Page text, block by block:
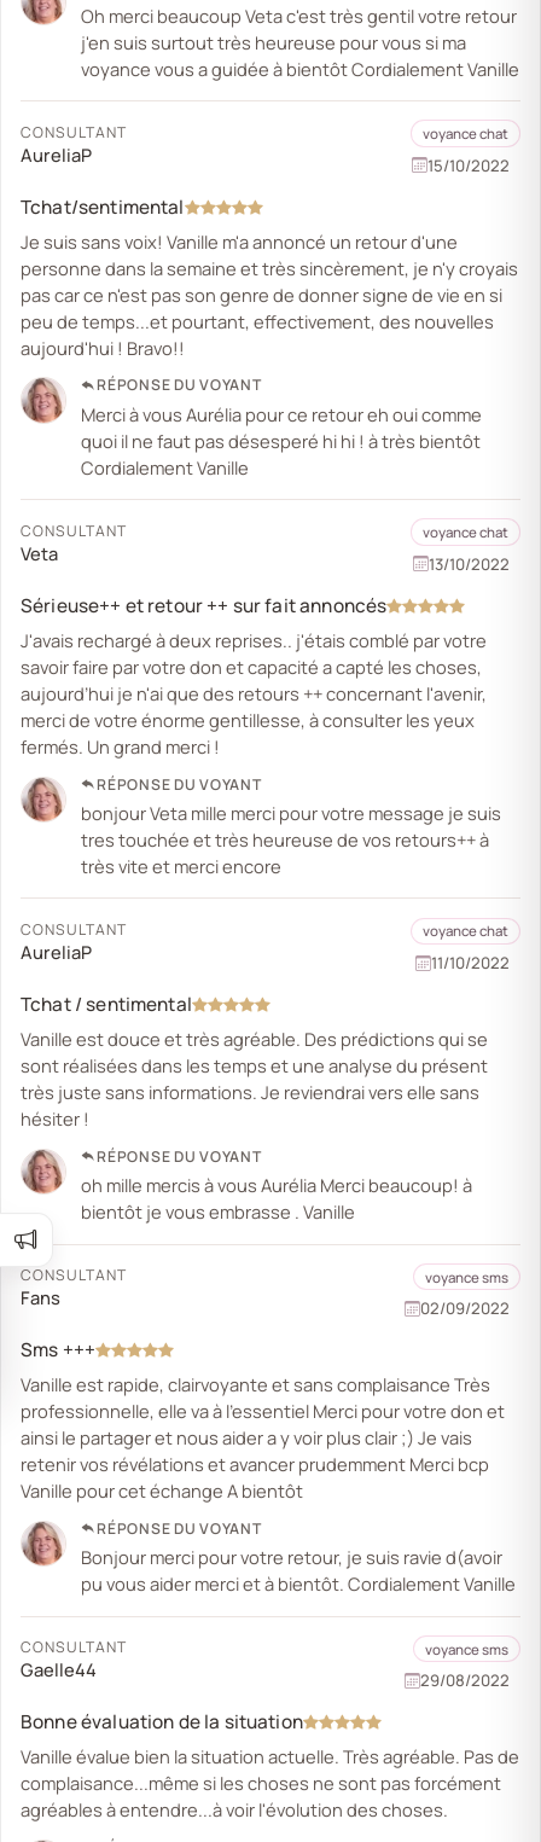
Oh merci beaucoup Veta c'est très gentil votre retour
j'en suis surtout très heureuse pour vous si ma
voyance vous a guidée à bientôt Cordialement Vanille
CONSULTANT
AureliaP
voyance chat
15/10/2022
Tchat/sentimental
Je suis sans voix! Vanille m'a annoncé un retour d'une
personne dans la semaine et très sincèrement, je n'y croyais
pas car ce n'est pas son genre de donner signe de vie en si
peu de temps...et pourtant, effectivement, des nouvelles
aujourd'hui ! Bravo!!
RÉPONSE DU VOYANT
Merci à vous Aurélia pour ce retour eh oui comme
quoi il ne faut pas désesperé hi hi ! à très bientôt
Cordialement Vanille
CONSULTANT
Veta
voyance chat
13/10/2022
Sérieuse++ et retour ++ sur fait annoncés
J'avais rechargé à deux reprises.. j'étais comblé par votre
savoir faire par votre don et capacité a capté les choses,
aujourd’hui je n'ai que des retours ++ concernant l'avenir,
merci de votre énorme gentillesse, à consulter les yeux
fermés. Un grand merci !
RÉPONSE DU VOYANT
bonjour Veta mille merci pour votre message je suis
tres touchée et très heureuse de vos retours++ à
très vite et merci encore
CONSULTANT
AureliaP
voyance chat
11/10/2022
Tchat / sentimental
Vanille est douce et très agréable. Des prédictions qui se
sont réalisées dans les temps et une analyse du présent
très juste sans informations. Je reviendrai vers elle sans
hésiter !
RÉPONSE DU VOYANT
oh mille mercis à vous Aurélia Merci beaucoup! à
bientôt je vous embrasse . Vanille
CONSULTANT
Fans
voyance sms
02/09/2022
Sms +++
Vanille est rapide, clairvoyante et sans complaisance Très
professionnelle, elle va à l’essentiel Merci pour votre don et
ainsi le partager et nous aider a y voir plus clair ;) Je vais
retenir vos révélations et avancer prudemment Merci bcp
Vanille pour cet échange A bientôt
RÉPONSE DU VOYANT
Bonjour merci pour votre retour, je suis ravie d(avoir
pu vous aider merci et à bientôt. Cordialement Vanille
CONSULTANT
Gaelle44
voyance sms
29/08/2022
Bonne évaluation de la situation
Vanille évalue bien la situation actuelle. Très agréable. Pas de
complaisance...même si les choses ne sont pas forcément
agréables à entendre...à voir l'évolution des choses.